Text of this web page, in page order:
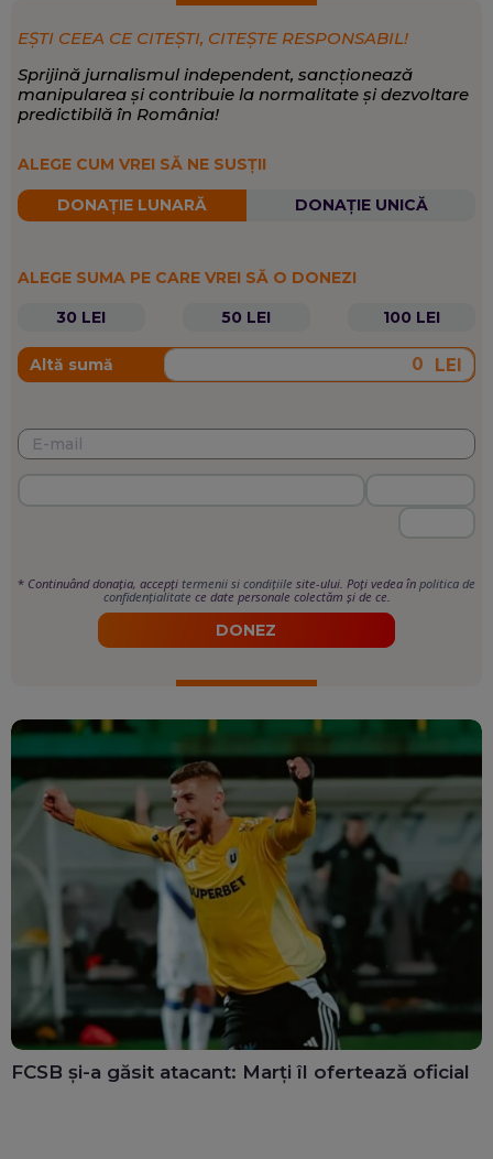
EȘTI CEEA CE CITEȘTI, CITEȘTE RESPONSABIL!
Sprijină jurnalismul independent, sancționează
manipularea și contribuie la normalitate și dezvoltare
predictibilă în România!
ALEGE CUM VREI SĂ NE SUSȚII
DONAȚIE LUNARĂ DONAȚIE UNICĂ
ALEGE SUMA PE CARE VREI SĂ O DONEZI
30 LEI
50 LEI 100 LEI
Altă sumă LEI
* Continuând donația, accepți termenii si condițiile site-ului. Poți vedea în politica de
confidențialitate ce date personale colectăm și de ce.
DONEZ
FCSB și-a găsit atacant: Marți îl ofertează oficial